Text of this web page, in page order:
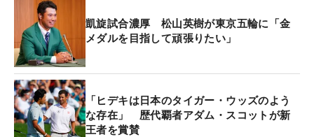
凱旋試合濃厚 松山英樹が東京五輪に「金
メダルを目指して頑張りたい」
「ヒデキは日本のタイガー・ウッズのよう
な存在」 歴代覇者アダム・スコットが新
王者を賞賛